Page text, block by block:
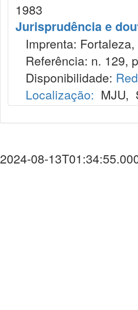
1983
Jurisprudência e
Imprenta:
Referência: n. 129,
Disponibilidade:
Localização: MJU,
2024-08-